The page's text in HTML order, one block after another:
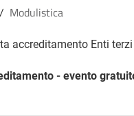
/ Modulistica
accreditamento Enti terzi
- evento